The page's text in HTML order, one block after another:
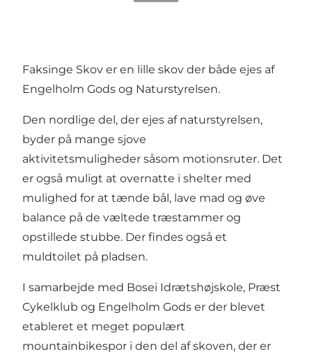
Faksinge Skov er en lille skov der både ejes af
Engelholm Gods og Naturstyrelsen.
Den nordlige del, der ejes af naturstyrelsen,
byder på mange sjove
aktivitetsmuligheder såsom motionsruter. Det
er også muligt at overnatte i shelter med
mulighed for at tænde bål, lave mad og øve
balance på de væltede træstammer og
opstillede stubbe. Der findes også et
muldtoilet på pladsen.
I samarbejde med Bosei Idrætshøjskole, Præst
Cykelklub og Engelholm Gods er der blevet
etableret et meget populært
mountainbikespor i den del af skoven, der er